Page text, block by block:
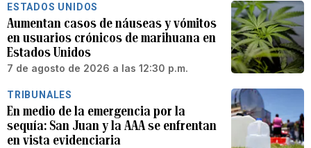
ESTADOS UNIDOS
Aumentan casos de náuseas y vómitos
en usuarios crónicos de marihuana en
Estados Unidos
7 de agosto de 2026 a las 12:30 p.m.
TRIBUNALES
En medio de la emergencia por la
sequía: San Juan y la AAA se enfrentan
en vista evidenciaria